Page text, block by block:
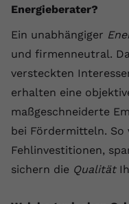
Energieberater?
Ein unabhängiger
und firmenneutral.
versteckten
erhalten eine
maßgeschneiderte
bei Fördermitteln. So
Fehlinvestitionen,
sichern die Qualität